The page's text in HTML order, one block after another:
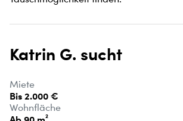
Katrin G. sucht
Miete
Bis 2.000 €
Wohnfläche